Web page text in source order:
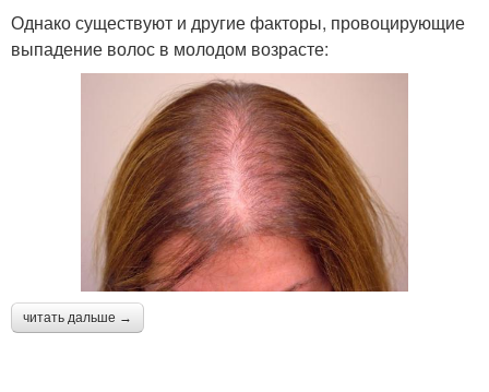
Однако существуют и другие факторы, провоцирующие
выпадение волос в молодом возрасте:
читать дальше →